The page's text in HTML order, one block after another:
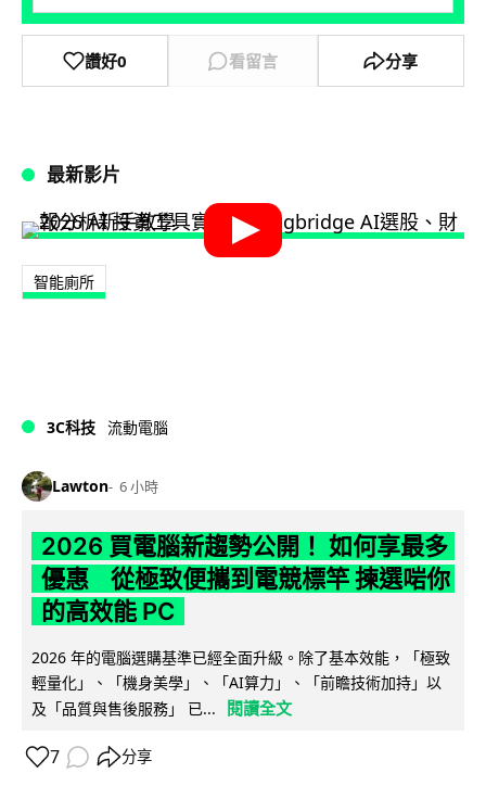
讚好0 看留言 分享
最新影片
智能廁所
3C科技 流動電腦
Lawton 6 小時
2026 買電腦新趨勢公開！ 如何享最多
優惠 從極致便攜到電競標竿 揀選啱你
的高效能 PC
2026 年的電腦選購基準已經全面升級。除了基本效能，「極致
輕量化」、「機身美學」、「AI算力」、「前瞻技術加持」以
及「品質與售後服務」 已...
閱讀全文
7 分享